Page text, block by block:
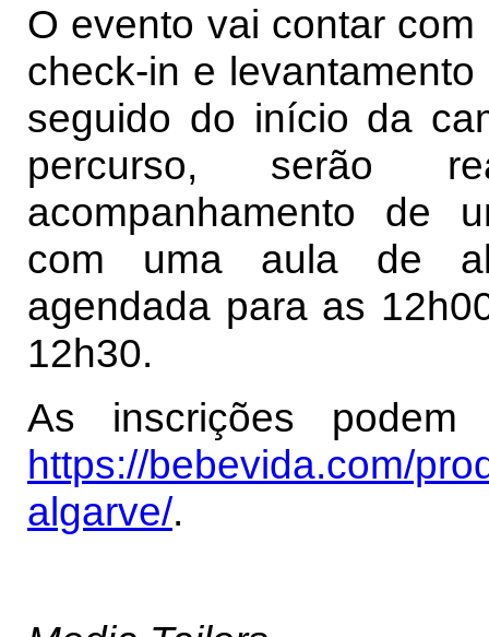
O evento vai contar
check-in e
seguido do início da
percurso, serão
acompanhamento de
com uma aula de
agendada para as
12h30.
As inscrições
https://bebevida.com/
algarve/.